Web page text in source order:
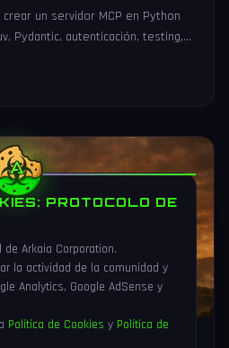
un servidor MCP en Python
Pydantic, autenticación, testing,
PROTOCOLO DE
Arkaia Corporation.
la actividad de la comunidad y
Analytics, Google AdSense y
Política de Cookies y Política de